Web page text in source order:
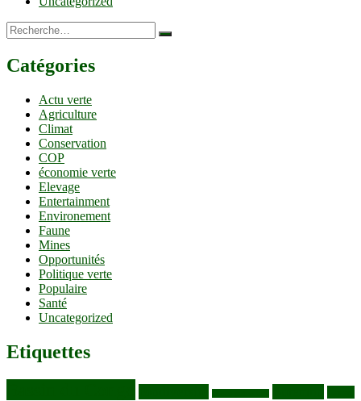
Recherche…
Catégories
Actu verte
Agriculture
Climat
Conservation
COP
économie verte
Elevage
Entertainment
Environement
Faune
Mines
Opportunités
Politique verte
Populaire
Santé
Uncategorized
Etiquettes